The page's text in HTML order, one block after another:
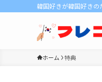
韓国好きが韓国好きの
ホーム 特典